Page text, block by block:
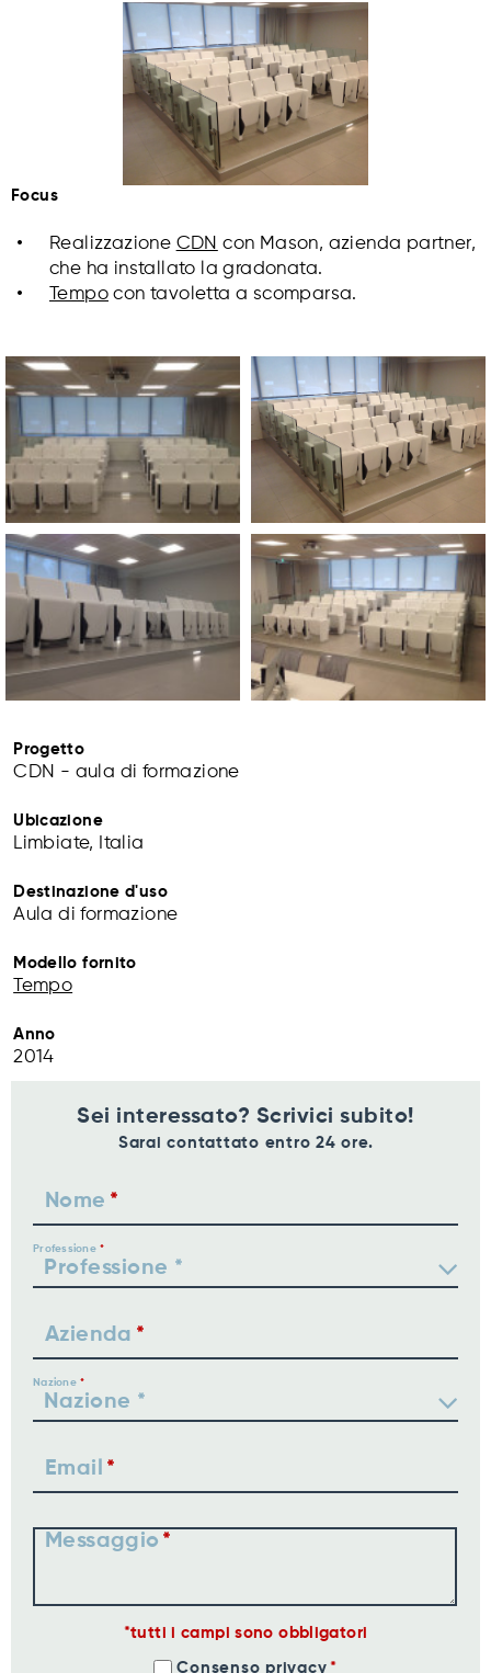
Focus
Realizzazione CDN con Mason, azienda partner,
che ha installato la gradonata.
Tempo con tavoletta a scomparsa.
Progetto
CDN - aula di formazione
Ubicazione
Limbiate, Italia
Destinazione d'uso
Aula di formazione
Modello fornito
Tempo
Anno
2014
Sei interessato? Scrivici subito!
Sarai contattato entro 24 ore.
Nome
Professione
Azienda
Nazione
Email
Messaggio
tutti i campi sono obbligatori
Consenso privacy